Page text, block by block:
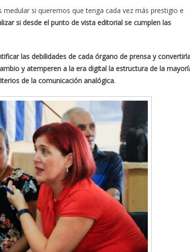
si queremos que tenga cada vez más prestigio e
si desde el punto de vista editorial se cumplen las
las debilidades de cada órgano de prensa y
y atemperen a la era digital la estructura de la
de la comunicación analógica.